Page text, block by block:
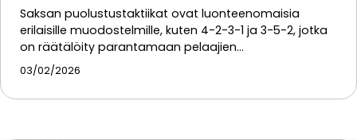
Saksan puolustustaktiikat ovat luonteenomaisia
erilaisille muodostelmille, kuten 4-2-3-1 ja 3-5-2, jotka
on räätälöity parantamaan pelaajien…
03/02/2026